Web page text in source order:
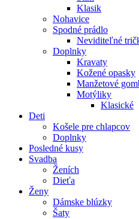
Klasik
Nohavice
Spodné prádlo
Neviditeľné
Doplnky
Kravaty
Kožené opasky
Manžetové
Motýliky
Klasické
Deti
Košele pre chlapcov
Doplnky
Posledné kusy
Svadba
Ženích
Dieťa
Ženy
Dámske blúzky
Šaty